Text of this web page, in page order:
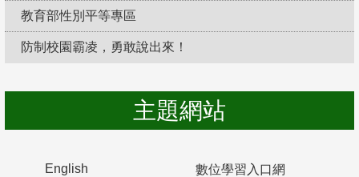
教育部性別平等專區
防制校園霸凌，勇敢說出來！
主題網站
English 數位學習入口網